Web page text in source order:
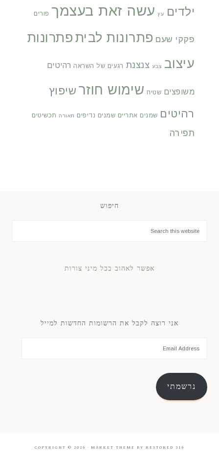
ילדים עץ עשה זאת בעצמך פורים
פקקי שעם פתרונות לבית פתרונות
עיצוב צבע צנצנת רגעים של השראה רהיטים
משופצים שטיח שימוש חוזר שיפוץ
רהיטים שמנים אתריים שמנים נדיפים תאורה תכשיטים
תפירה
חיפוש
אפשר לאהוב בכל מיני צורות
אני רוצה לקבל את הרשומות החדשות למייל
נרשמתי
COPYRIGHT © 2026 · MARKET THEME BY RESTORED 316